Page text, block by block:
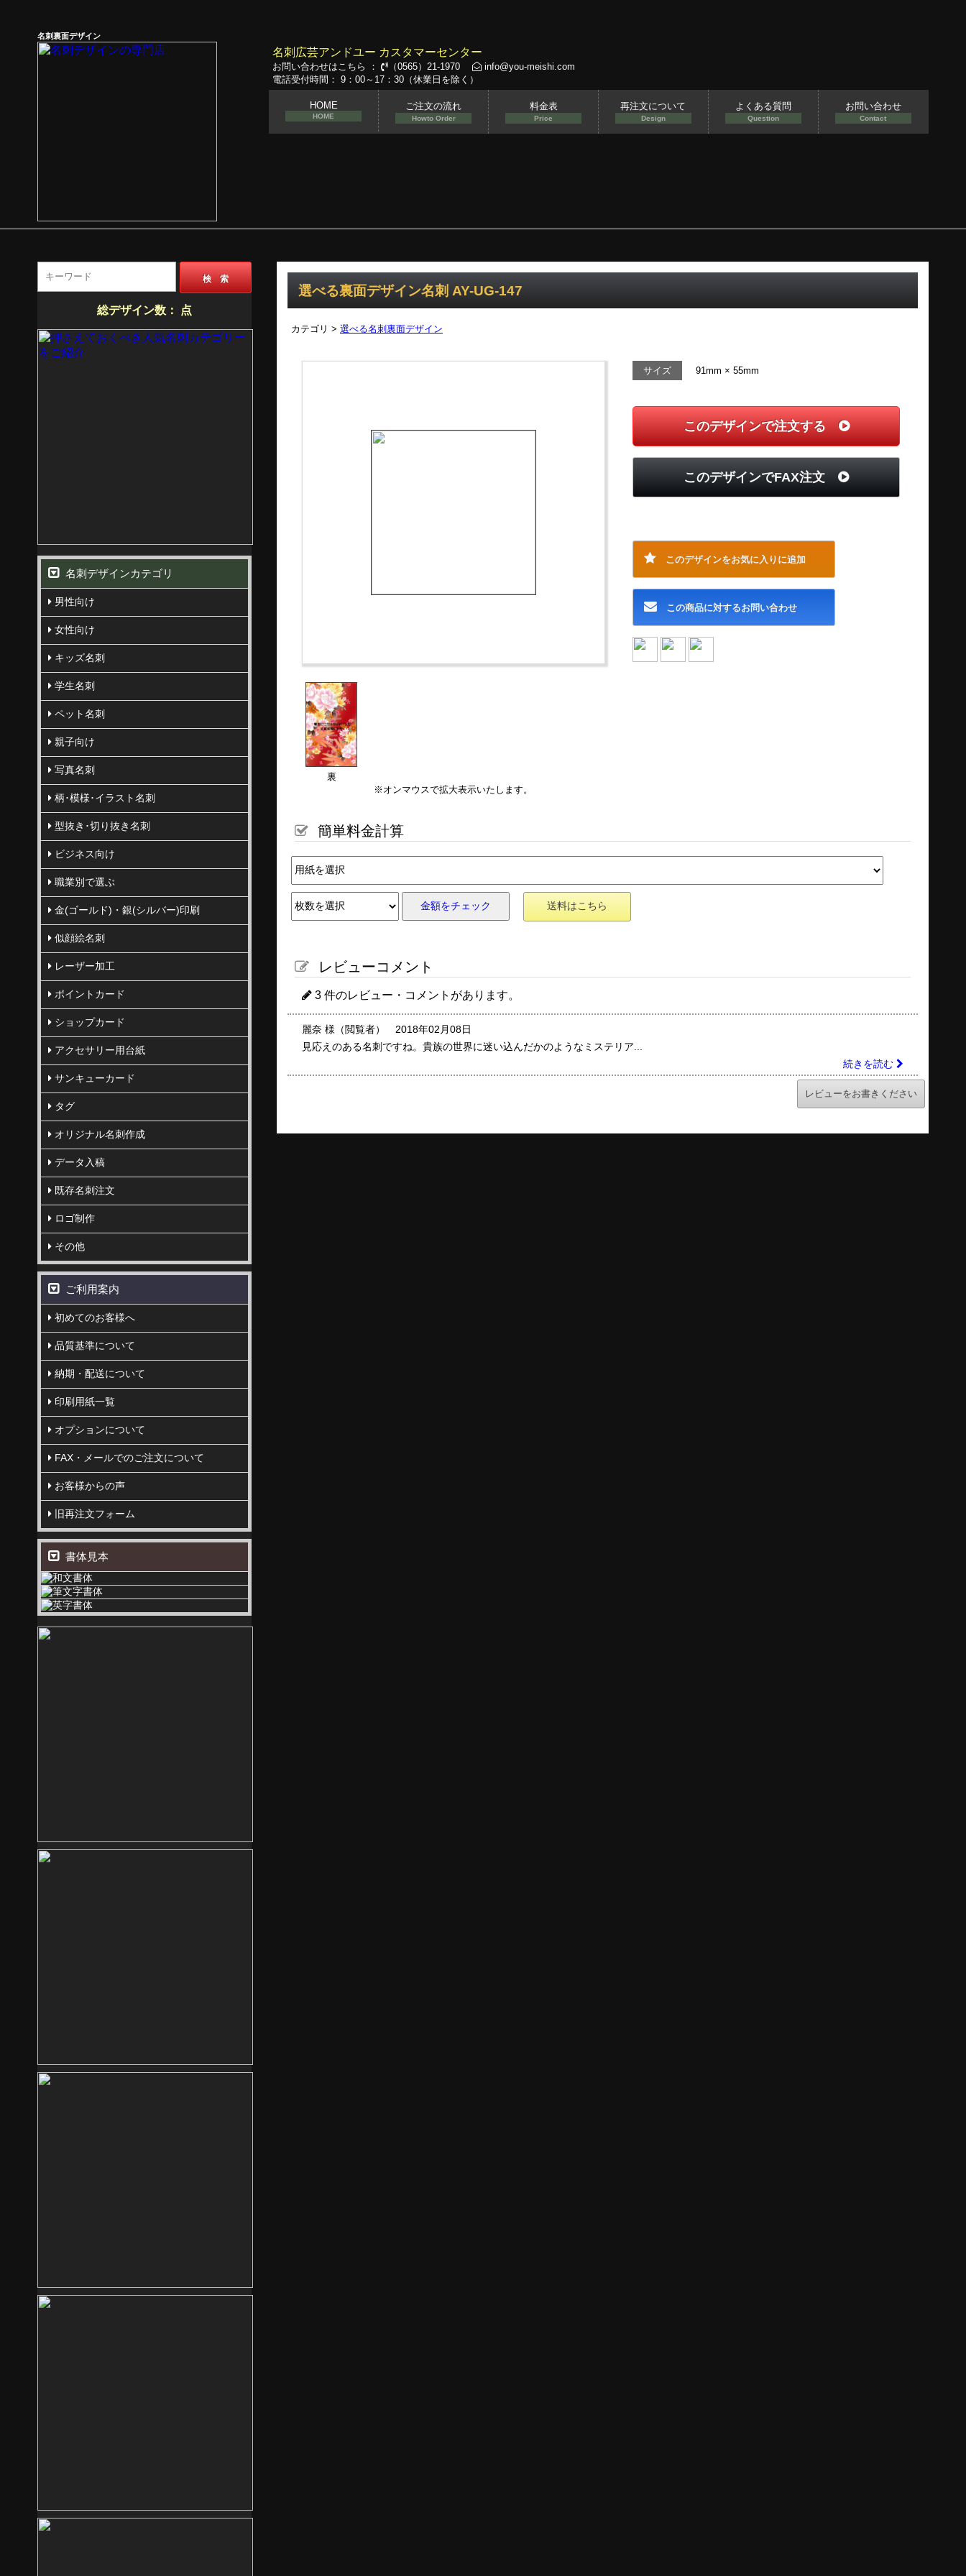
名刺裏面デザイン
名刺広芸アンドユー カスタマーセンター
お問い合わせはこちら ： （0565）21-1970
info@you-meishi.com
電話受付時間： 9：00～17：30（休業日を除く）
HOME
HOME
ご注文の流れ
Howto Order
料金表
Price
再注文について
Design
よくある質問
Question
お問い合わせ
Contact
選べる裏面デザイン名刺 AY-UG-147
カテゴリ > 選べる名刺裏面デザイン
裏
※オンマウスで拡大表示いたします。
サイズ 91mm × 55mm
このデザインで注文する
このデザインでFAX注文
このデザインをお気に入りに追加
この商品に対するお問い合わせ
簡単料金計算
金額をチェック 送料はこちら
レビューコメント
3 件のレビュー・コメントがあります。
麗奈 様（閲覧者） 2018年02月08日
見応えのある名刺ですね。貴族の世界に迷い込んだかのようなミステリア...
続きを読む
レビューをお書きください
検 索
総デザイン数： 点
名刺デザインカテゴリ
男性向け
女性向け
キッズ名刺
学生名刺
ペット名刺
親子向け
写真名刺
柄･模様･イラスト名刺
型抜き･切り抜き名刺
ビジネス向け
職業別で選ぶ
金(ゴールド)・銀(シルバー)印刷
似顔絵名刺
レーザー加工
ポイントカード
ショップカード
アクセサリー用台紙
サンキューカード
タグ
オリジナル名刺作成
データ入稿
既存名刺注文
ロゴ制作
その他
ご利用案内
初めてのお客様へ
品質基準について
納期・配送について
印刷用紙一覧
オプションについて
FAX・メールでのご注文について
お客様からの声
旧再注文フォーム
書体見本